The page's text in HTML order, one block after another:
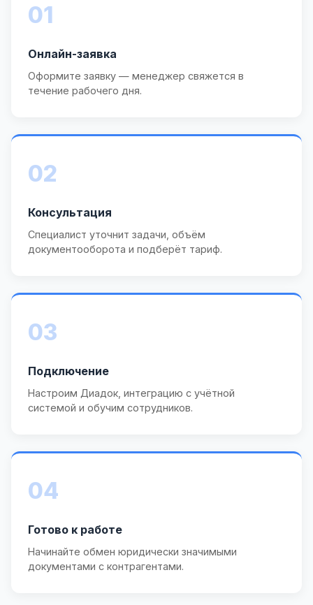
01
Онлайн-заявка
Оформите заявку — менеджер свяжется в
течение рабочего дня.
02
Консультация
Специалист уточнит задачи, объём
документооборота и подберёт тариф.
03
Подключение
Настроим Диадок, интеграцию с учётной
системой и обучим сотрудников.
04
Готово к работе
Начинайте обмен юридически значимыми
документами с контрагентами.